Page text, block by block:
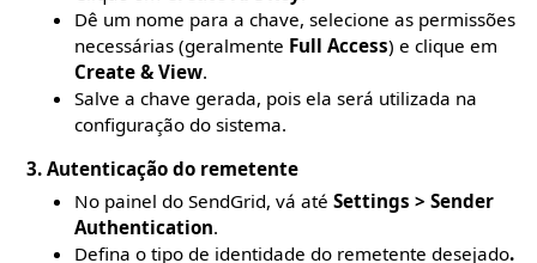
Dê um nome para a chave, selecione as permissões
necessárias (geralmente Full Access) e clique em
Create & View.
Salve a chave gerada, pois ela será utilizada na
configuração do sistema.
3. Autenticação do remetente
No painel do SendGrid, vá até Settings > Sender
Authentication.
Defina o tipo de identidade do remetente desejado.